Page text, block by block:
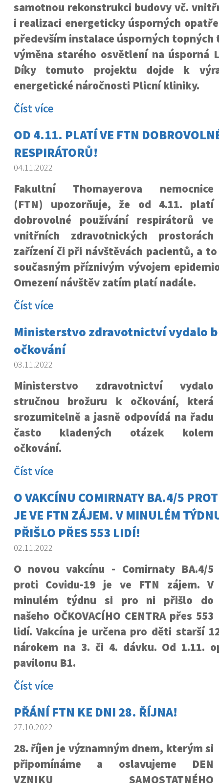
samotnou rekonstrukci budovy vč.
i realizaci energeticky úsporných
především instalace úsporných
výměna starého osvětlení na úsporná
Díky tomuto projektu dojde k
energetické náročnosti Plicní kliniky.
Číst více
OD 4.11. PLATÍ VE FTN
RESPIRÁTORŮ!
04.11.2022
Fakultní Thomayerova nemocnice
(FTN) upozorňuje, že od 4.11. platí
dobrovolné používání respirátorů ve
vnitřních zdravotnických prostorách
zařízení či při návštěvách pacientů, a
současným příznivým vývojem
Omezení návštěv zatím platí nadále.
Číst více
Ministerstvo zdravotnictví vydalo
očkování
03.11.2022
Ministerstvo zdravotnictví vydalo
stručnou brožuru k očkování, která
srozumitelně a jasně odpovídá na řadu
často kladených otázek kolem
očkování.
Číst více
O VAKCÍNU COMIRNATY BA.4/5
JE VE FTN ZÁJEM. V MINULÉM
PŘIŠLO PŘES 553 LIDÍ!
02.11.2022
O novou vakcínu - Comirnaty BA.4/5
proti Covidu-19 je ve FTN zájem. V
minulém týdnu si pro ni přišlo do
našeho OČKOVACÍHO CENTRA přes 553
lidí. Vakcína je určena pro děti starší
nárokem na 3. či 4. dávku. Od 1.11.
pavilonu B1.
Číst více
PŘÁNÍ FTN KE DNI 28. ŘÍJNA!
27.10.2022
28. říjen je významným dnem, kterým si
připomínáme a oslavujeme DEN
VZNIKU SAMOSTATNÉHO